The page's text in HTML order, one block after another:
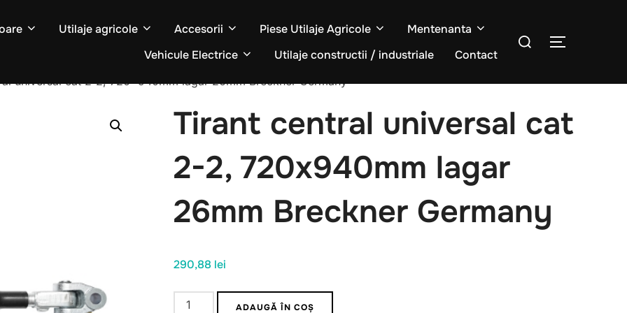
Utilaje agricole Accesorii Piese Utilaje Agricole
Mentenanta
Vehicule Electrice
Utilaje constructii / industriale Contact
Caută
COMUTĂ
universal cat 2-2, 720x940mm lagar 26mm Breckner Germany
Tirant central universal cat
2-2, 720x940mm lagar
26mm Breckner Germany
290,88 lei
Cantitate
ADAUGĂ ÎN COȘ